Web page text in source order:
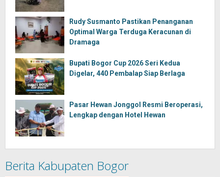
Rudy Susmanto Pastikan Penanganan
Optimal Warga Terduga Keracunan di
Dramaga
Bupati Bogor Cup 2026 Seri Kedua
Digelar, 440 Pembalap Siap Berlaga
Pasar Hewan Jonggol Resmi Beroperasi,
Lengkap dengan Hotel Hewan
Berita Kabupaten Bogor